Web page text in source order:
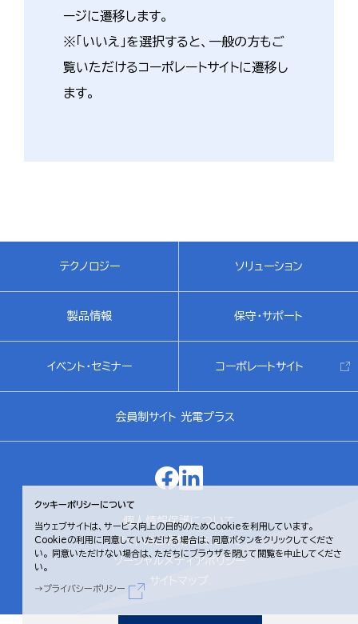
ージに遷移します。
※「いいえ」を選択すると、一般の方もご
覧いただけるコーポレートサイトに遷移し
ます。
テクノロジー ソリューション
製品情報 保守・サポート
イベント・セミナー コーポレートサイト
会員制サイト 光電プラス
個人情報保護について
サイトのご利用にあたって
ソーシャルメディアポリシー
サイトマップ
クッキーポリシーについて
当ウェブサイトは、サービス向上の目的のためCookieを利用しています。
Cookieの利用に同意していただける場合は、同意ボタンをクリックしてくださ
い。
同意いただけない場合は、ただちにブラウザを閉じて閲覧を中止してくださ
い。
プライバシーポリシー